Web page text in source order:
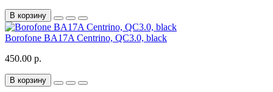
В корзину
Borofone BA17A Centrino, QC3.0, black
450.00 р.
В корзину